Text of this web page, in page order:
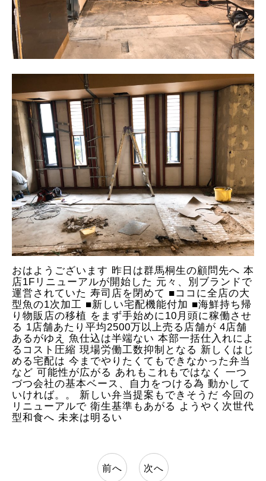
おはようございます 昨日は群馬桐生の顧問先へ 本
店1Fリニューアルが開始した 元々、別ブランドで
運営されていた 寿司店を閉めて ■ココに全店の大
型魚の1次加工 ■新しい宅配機能付加 ■海鮮持ち帰
り物販店の移植 をまず手始めに10月頭に稼働させ
る 1店舗あたり平均2500万以上売る店舗が 4店舗
あるがゆえ 魚仕込は半端ない 本部一括仕入れによ
るコスト圧縮 現場労働工数抑制となる 新しくはじ
める宅配は 今までやりたくてもできなかった弁当
など 可能性が広がる あれもこれもではなく 一つ
づつ会社の基本ベース、自力をつける為 動かして
いければ。。 新しい弁当提案もできそうだ 今回の
リニューアルで 衛生基準もあがる ようやく次世代
型和食へ 未来は明るい
前へ 次へ